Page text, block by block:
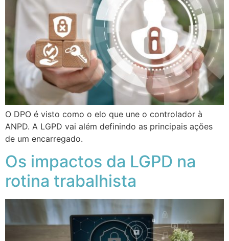
O DPO é visto como o elo que une o controlador à
ANPD. A LGPD vai além definindo as principais ações
de um encarregado.
Os impactos da LGPD na
rotina trabalhista